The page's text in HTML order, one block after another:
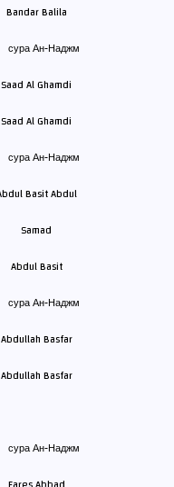
Bandar Balila
Saad Al Ghamdi
Abdul Basit
Abdullah Basfar